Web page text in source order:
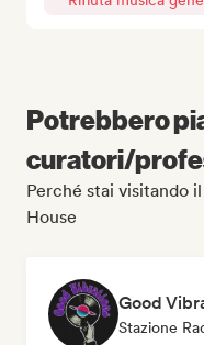
Potrebbero
curatori/
Perché stai visitando
House
Good
Stazione